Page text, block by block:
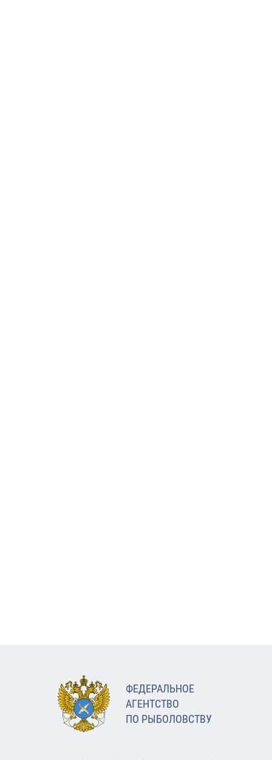
ФЕДЕРАЛЬНОЕ
АГЕНТСТВО
ПО РЫБОЛОВСТВУ